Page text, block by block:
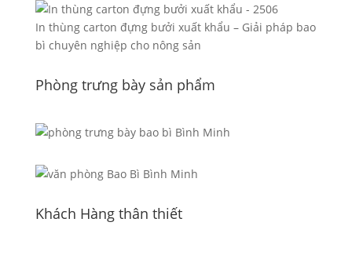
In thùng carton đựng bưởi xuất khẩu – Giải pháp bao
bì chuyên nghiệp cho nông sản
Phòng trưng bày sản phẩm
Khách Hàng thân thiết